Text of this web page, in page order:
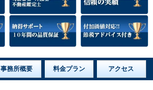
事務所概要 料金プラン アクセス